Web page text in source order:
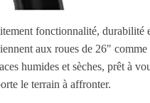
fonctionnalité, durabilité
aux roues de 26"
humides et sèches, prêt à
le terrain à affronter.